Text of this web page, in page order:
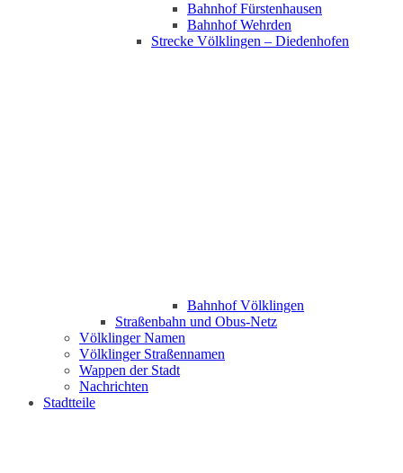
Bahnhof Fürstenhausen
Bahnhof Wehrden
Strecke Völklingen – Diedenhofen
Bahnhof Völklingen
Straßenbahn und Obus-Netz
Völklinger Namen
Völklinger Straßennamen
Wappen der Stadt
Nachrichten
Stadtteile